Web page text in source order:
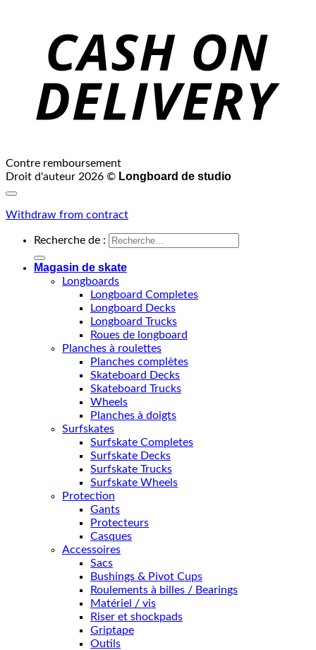
Contre remboursement
Droit d'auteur 2026 © Longboard de studio
Withdraw from contract
Recherche de :
Magasin de skate
Longboards
Longboard Completes
Longboard Decks
Longboard Trucks
Roues de longboard
Planches à roulettes
Planches complètes
Skateboard Decks
Skateboard Trucks
Wheels
Planches à doigts
Surfskates
Surfskate Completes
Surfskate Decks
Surfskate Trucks
Surfskate Wheels
Protection
Gants
Protecteurs
Casques
Accessoires
Sacs
Bushings & Pivot Cups
Roulements à billes / Bearings
Matériel / vis
Riser et shockpads
Griptape
Outils